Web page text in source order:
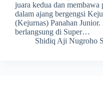
juara kedua dan membawa
dalam ajang bergengsi
(Kejurnas) Panahan
berlangsung di Super…
Shidiq Aji Nugroho